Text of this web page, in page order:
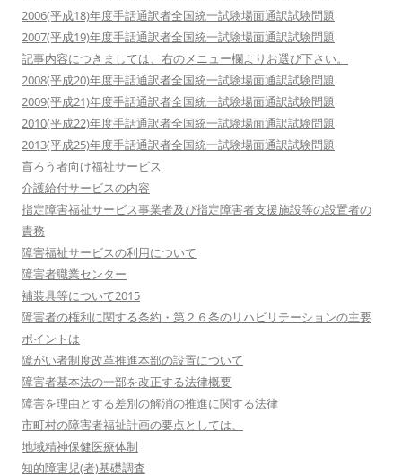
2006(平成18)年度手話通訳者全国統一試験場面通訳試験問題
2007(平成19)年度手話通訳者全国統一試験場面通訳試験問題
記事内容につきましては、右のメニュー欄よりお選び下さい。
2008(平成20)年度手話通訳者全国統一試験場面通訳試験問題
2009(平成21)年度手話通訳者全国統一試験場面通訳試験問題
2010(平成22)年度手話通訳者全国統一試験場面通訳試験問題
2013(平成25)年度手話通訳者全国統一試験場面通訳試験問題
盲ろう者向け福祉サービス
介護給付サービスの内容
指定障害福祉サービス事業者及び指定障害者支援施設等の設置者の
責務
障害福祉サービスの利用について
障害者職業センター
補装具等について2015
障害者の権利に関する条約・第２６条のリハビリテーションの主要
ポイントは
障がい者制度改革推進本部の設置について
障害者基本法の一部を改正する法律概要
障害を理由とする差別の解消の推進に関する法律
市町村の障害者福祉計画の要点としては、
地域精神保健医療体制
知的障害児(者)基礎調査